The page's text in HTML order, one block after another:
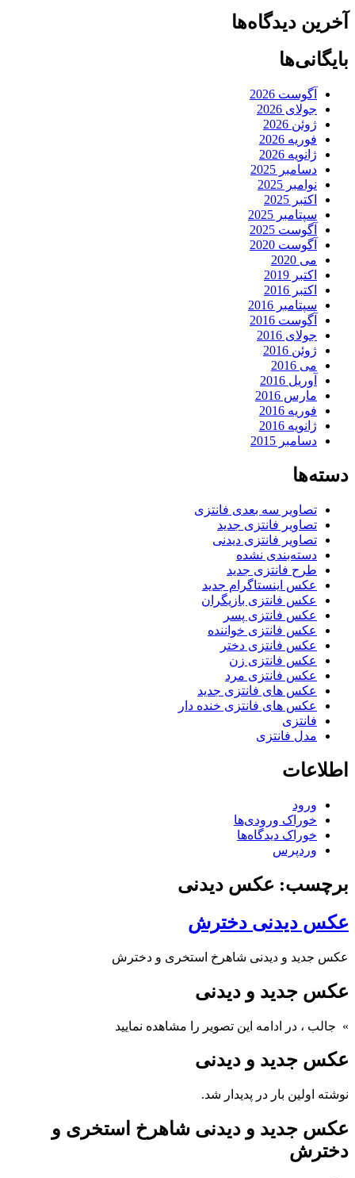
آخرین دیدگاه‌ها
بایگانی‌ها
آگوست 2026
جولای 2026
ژوئن 2026
فوریه 2026
ژانویه 2026
دسامبر 2025
نوامبر 2025
اکتبر 2025
سپتامبر 2025
آگوست 2025
آگوست 2020
می 2020
اکتبر 2019
اکتبر 2016
سپتامبر 2016
آگوست 2016
جولای 2016
ژوئن 2016
می 2016
آوریل 2016
مارس 2016
فوریه 2016
ژانویه 2016
دسامبر 2015
دسته‌ها
تصاویر سه بعدی فانتزی
تصاویر فانتزی جدید
تصاویر فانتزی دیدنی
دسته‌بندی نشده
طرح فانتزی جدید
عکس اینستاگرام جدید
عکس فانتزی بازیگران
عکس فانتزی پسر
عکس فانتزی خواننده
عکس فانتزی دختر
عکس فانتزی زن
عکس فانتزی مرد
عکس های فانتزی جدید
عکس های فانتزی خنده دار
فانتزی
مدل فانتزی
اطلاعات
ورود
خوراک ورودی‌ها
خوراک دیدگاه‌ها
وردپرس
برچسب: عکس دیدنی
عکس دیدنی دخترش
عکس جدید و دیدنی شاهرخ استخری و دخترش
عکس جدید و دیدنی
» جالب ، در ادامه این تصویر را مشاهده نمایید
عکس جدید و دیدنی
نوشته اولین بار در پدیدار شد.
عکس جدید و دیدنی شاهرخ استخری و
دخترش